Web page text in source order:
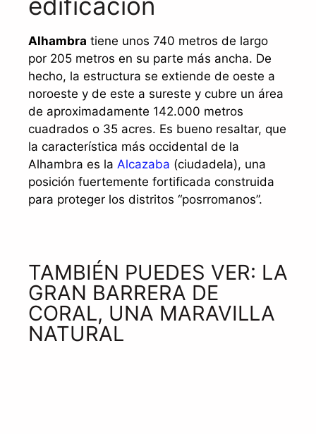
Alhambra tiene unos 740 metros de largo
por 205 metros en su parte más ancha. De
hecho, la estructura se extiende de oeste a
noroeste y de este a sureste y cubre un área
de aproximadamente 142.000 metros
cuadrados o 35 acres. Es bueno resaltar, que
la característica más occidental de la
Alhambra es la Alcazaba (ciudadela), una
posición fuertemente fortificada construida
para proteger los distritos “posrromanos”.
TAMBIÉN PUEDES VER: LA
GRAN BARRERA DE
CORAL, UNA MARAVILLA
NATURAL